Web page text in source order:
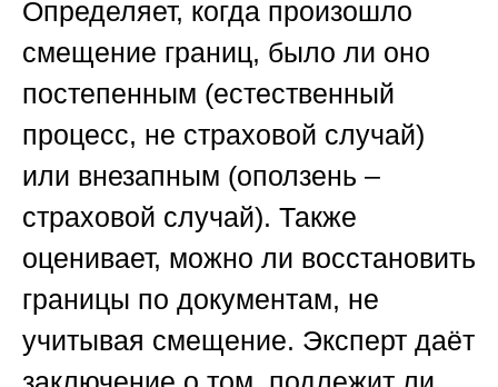
Определяет, когда произошло
смещение границ, было ли оно
постепенным (естественный
процесс, не страховой случай)
или внезапным (оползень –
страховой случай). Также
оценивает, можно ли восстановить
границы по документам, не
учитывая смещение. Эксперт даёт